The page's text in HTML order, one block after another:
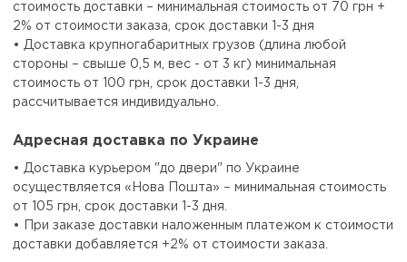
стоимость доставки – минимальная стоимость от 70 грн +
2% от стоимости заказа, срок доставки 1-3 дня
• Доставка крупногабаритных грузов (длина любой
стороны – свыше 0,5 м, вес - от 3 кг) минимальная
стоимость от 100 грн, срок доставки 1-3 дня,
рассчитывается индивидуально.
Адресная доставка по Украине
• Доставка курьером "до двери" по Украине
осуществляется «Нова Пошта» – минимальная стоимость
от 105 грн, срок доставки 1-3 дня.
• При заказе доставки наложенным платежом к стоимости
доставки добавляется +2% от стоимости заказа.